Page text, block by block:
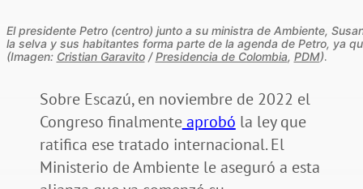
El presidente Petro (centro) junto a su ministra de Ambiente,
la selva y sus habitantes forma parte de la agenda de Petro, ya
(Imagen: Cristian Garavito/Presidencia de Colombia, PDM).
Sobre Escazú, en noviembre de 2022 el
Congreso finalmenteaprobó la ley que
ratifica ese tratado internacional. El
Ministerio de Ambiente le aseguró a esta